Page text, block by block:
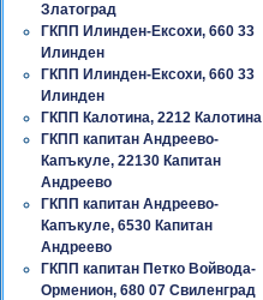
Златоград
ГКПП Илинден-Ексохи, 660 33
Илинден
ГКПП Илинден-Ексохи, 660 33
Илинден
ГКПП Калотина, 2212 Калотина
ГКПП капитан Андреево-
Капъкуле, 22130 Капитан
Андреево
ГКПП капитан Андреево-
Капъкуле, 6530 Капитан
Андреево
ГКПП капитан Петко Войвода-
Орменион, 680 07 Свиленград